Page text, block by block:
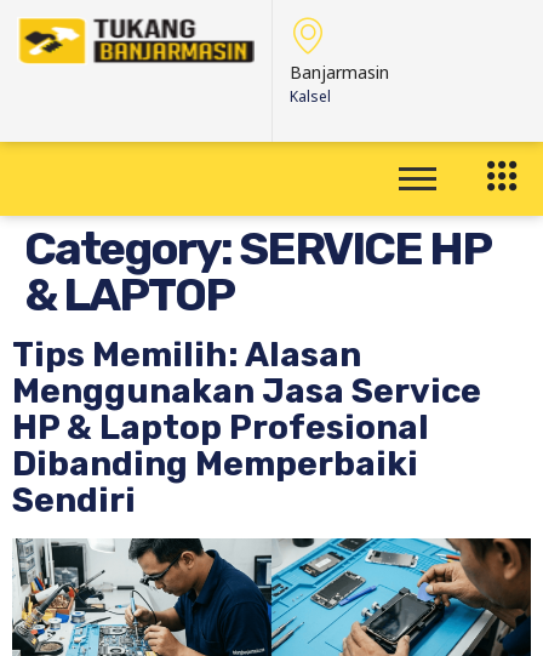
Banjarmasin
Kalsel
Category:SERVICE HP
& LAPTOP
Tips Memilih: Alasan
Menggunakan Jasa Service
HP & Laptop Profesional
Dibanding Memperbaiki
Sendiri